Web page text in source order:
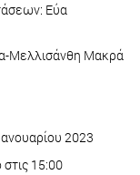
Εύα
Μελλισάνθη Μακρά
2023
15:00